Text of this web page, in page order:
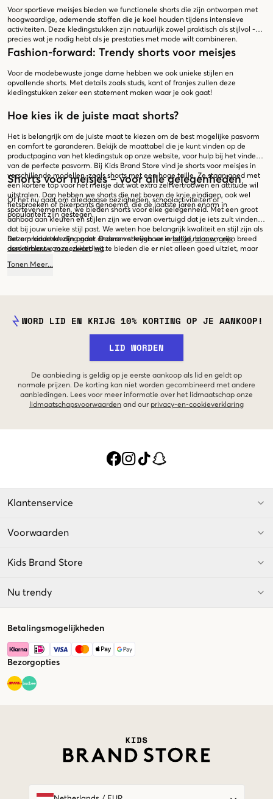
Voor sportieve meisjes bieden we functionele shorts die zijn ontworpen met
hoogwaardige, ademende stoffen die je koel houden tijdens intensieve
activiteiten. Deze kledingstukken zijn natuurlijk zowel praktisch als stijlvol -
precies wat je nodig hebt als je prestaties met mode wilt combineren.
Fashion-forward: Trendy shorts voor meisjes
Voor de modebewuste jonge dame hebben we ook unieke stijlen en
opvallende shorts. Met details zoals studs, kant of franjes zullen deze
kledingstukken zeker een statement maken waar je ook gaat!
Hoe kies ik de juiste maat shorts?
Het is belangrijk om de juiste maat te kiezen om de best mogelijke pasvorm
en comfort te garanderen. Bekijk de maattabel die je kunt vinden op de
productpagina van het kledingstuk op onze website, voor hulp bij het vinden
van de perfecte pasvorm. Bij Kids Brand Store vind je shorts voor meisjes in
verschillende modellen, zoals shorts met een hoge taille. Ze staan goed met
een kortere top voor het meisje dat wat extra zelfvertrouwen en attitude wil
uitstralen. Dan hebben we shorts die net boven de knie eindigen, ook wel
fietsbroeken of bikerpants genoemd, die de laatste jaren enorm in
populariteit zijn gestegen.
Shorts voor meisjes – voor alle gelegenheden
Of het nu gaat om alledaagse bezigheden, schoolactiviteiten of
sportevenementen, we bieden shorts voor elke gelegenheid. Met een groot
aanbod aan kleuren en stijlen zijn we ervan overtuigd dat je iets zult vinden
dat bij jouw unieke stijl past. We weten hoe belangrijk kwaliteit en stijl zijn als
het om kinderkleding gaat. Daarom streven we er altijd naar om een breed
assortiment van merkkleding te bieden die er niet alleen goed uitziet, maar
meisjes. Of je nu op zoek bent naar alledaagse shorts voor een meisje, of
Deze producten zijn onder andere verkrijgbaar inbeige,blauw,grijs,
donkerblauw,roze,zwart,wit.
Tonen Meer...
WORD LID EN KRIJG 10% KORTING OP JE AANKOOP!
LID WORDEN
De aanbieding is geldig op je eerste aankoop als lid en geldt op
normale prijzen. De korting kan niet worden gecombineerd met andere
aanbiedingen. Lees voor meer informatie over het lidmaatschap onze
lidmaatschapsvoorwaarden and our privacy-en-cookieverklaring
Klantenservice
Voorwaarden
Kids Brand Store
Nu trendy
Betalingsmogelijkheden
Bezorgopties